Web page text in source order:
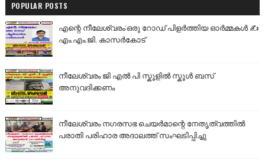
POPULAR POSTS
എന്റെ നീലേശ്വരം:ഒരു റോഡ് പിളർത്തിയ ഓർമ്മകൾ ✍️
എം.എം.ജി. കാസർകോട്
നീലേശ്വരം ജി എൽ പി സ്കൂളിൽ സ്കൂൾ ബസ്
അനുവദിക്കണം
നീലേശ്വരം നഗരസഭ ചെയർമാന്റെ നേതൃത്വത്തിൽ
പരാതി പരിഹാര അദാലത്ത് സംഘടിപ്പിച്ചു